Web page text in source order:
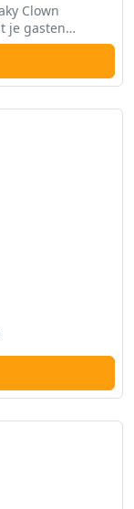
Clown
je gasten